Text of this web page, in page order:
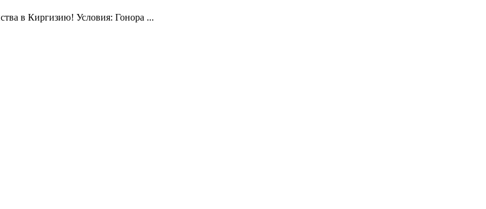
в Киргизию! Условия: Гонора ...